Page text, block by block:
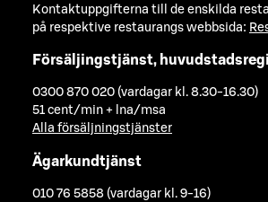
Kontaktuppgifterna till de enskilda
på respektive restaurangs webbsida:
Försäljingstjänst,
0300 870 020 (vardagar kl. 8.30-16.30)
51 cent/min + lna/msa
Alla försäljningstjänster
Ägarkundtjänst
010 76 5858 (vardagar kl. 9-16)